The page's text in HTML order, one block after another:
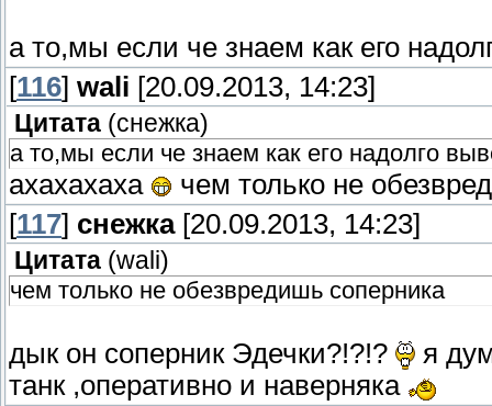
а то,мы если че знаем как его
[116] wali [20.09.2013, 14:23]
Цитата (снежка)
а то,мы если че знаем как его надолго
axaxaxaxa
чем только не
[117] снежка[20.09.2013, 14:23]
Цитата (wali)
чем только не обезвредишь соперника
дык он соперник Эдечки?!?!?
я
танк ,оперативно и наверняка